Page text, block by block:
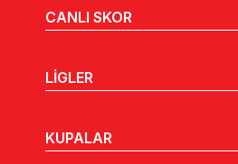
CANLI SKOR
LİGLER
KUPALAR